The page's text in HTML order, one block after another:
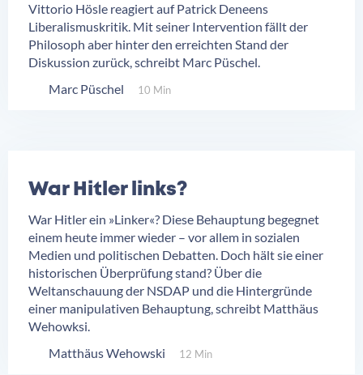
Vittorio Hösle reagiert auf Patrick Deneens
Liberalismuskritik. Mit seiner Intervention fällt der
Philosoph aber hinter den erreichten Stand der
Diskussion zurück, schreibt Marc Püschel.
Marc Püschel
10 Min
War Hitler links?
War Hitler ein »Linker«? Diese Behauptung begegnet
einem heute immer wieder – vor allem in sozialen
Medien und politischen Debatten. Doch hält sie einer
historischen Überprüfung stand? Über die
Weltanschauung der NSDAP und die Hintergründe
einer manipulativen Behauptung, schreibt Matthäus
Wehowksi.
Matthäus Wehowski
12 Min